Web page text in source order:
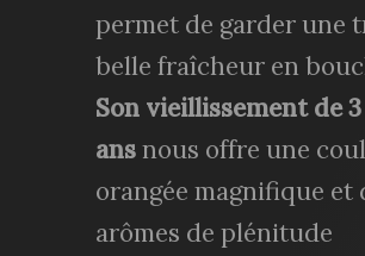
permet de garder une
belle fraîcheur en
Son vieillissement de 3
ansnous offre une
orangée magnifique et
arômes de plénitude